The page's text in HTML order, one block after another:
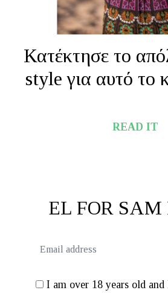
Κατέκτησε το
style για αυτό το
READ IT
EL FOR SAM
I am over 18 years old and